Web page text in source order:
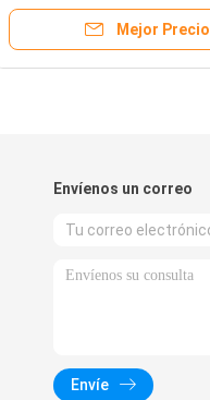
40ppm
Mejor Precio
Envíenos un correo
Envíe